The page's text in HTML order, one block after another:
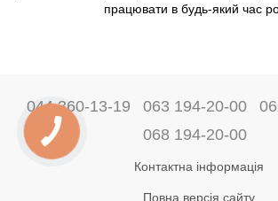
працювати в будь-який час
044 360-13-19 063 194-20-00
068 194-20-00
Контактна інформація
Повна версія сайту